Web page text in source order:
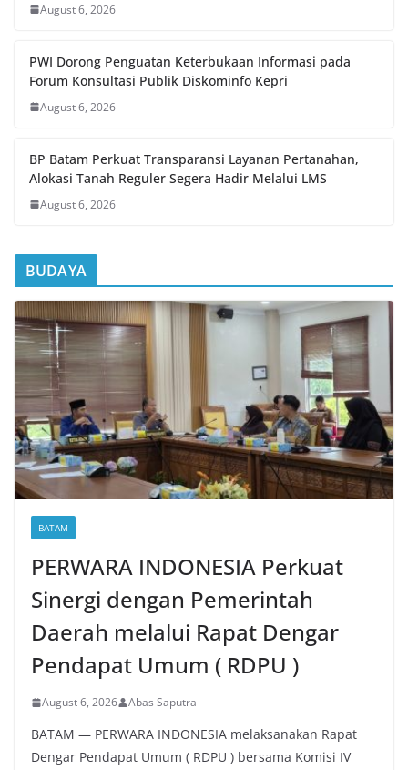
August 6, 2026
PWI Dorong Penguatan Keterbukaan Informasi pada
Forum Konsultasi Publik Diskominfo Kepri
August 6, 2026
BP Batam Perkuat Transparansi Layanan Pertanahan,
Alokasi Tanah Reguler Segera Hadir Melalui LMS
August 6, 2026
BUDAYA
BATAM
PERWARA INDONESIA Perkuat
Sinergi dengan Pemerintah
Daerah melalui Rapat Dengar
Pendapat Umum ( RDPU )
August 6, 2026 Abas Saputra
BATAM — PERWARA INDONESIA melaksanakan Rapat
Dengar Pendapat Umum ( RDPU ) bersama Komisi IV